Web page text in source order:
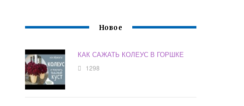
Новое
КАК САЖАТЬ КОЛЕУС В ГОРШКЕ
1298